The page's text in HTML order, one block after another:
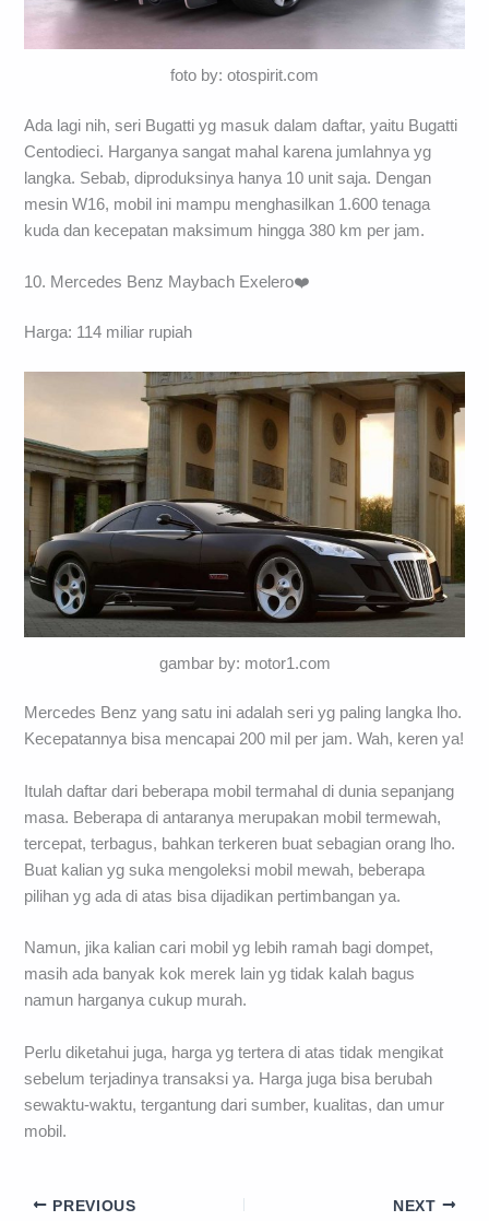
foto by: otospirit.com
Ada lagi nih, seri Bugatti yg masuk dalam daftar, yaitu Bugatti
Centodieci. Harganya sangat mahal karena jumlahnya yg
langka. Sebab, diproduksinya hanya 10 unit saja. Dengan
mesin W16, mobil ini mampu menghasilkan 1.600 tenaga
kuda dan kecepatan maksimum hingga 380 km per jam.
10. Mercedes Benz Maybach Exelero❤️
Harga: 114 miliar rupiah
gambar by: motor1.com
Mercedes Benz yang satu ini adalah seri yg paling langka lho.
Kecepatannya bisa mencapai 200 mil per jam. Wah, keren ya!
Itulah daftar dari beberapa mobil termahal di dunia sepanjang
masa. Beberapa di antaranya merupakan mobil termewah,
tercepat, terbagus, bahkan terkeren buat sebagian orang lho.
Buat kalian yg suka mengoleksi mobil mewah, beberapa
pilihan yg ada di atas bisa dijadikan pertimbangan ya.
Namun, jika kalian cari mobil yg lebih ramah bagi dompet,
masih ada banyak kok merek lain yg tidak kalah bagus
namun harganya cukup murah.
Perlu diketahui juga, harga yg tertera di atas tidak mengikat
sebelum terjadinya transaksi ya. Harga juga bisa berubah
sewaktu-waktu, tergantung dari sumber, kualitas, dan umur
mobil.
PREVIOUS NEXT